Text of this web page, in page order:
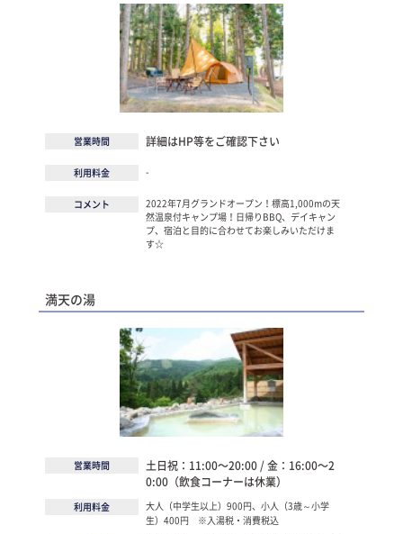
営業時間 詳細はHP等をご確認下さい
利用料金 -
コメント
2022年7月グランドオープン！標高1,000mの天
然温泉付キャンプ場！日帰りBBQ、デイキャン
プ、宿泊と目的に合わせてお楽しみいただけま
す☆
満天の湯
営業時間
土日祝：11:00～20:00 / 金：16:00～2
0:00（飲食コーナーは休業）
利用料金
大人（中学生以上）900円、小人（3歳～小学
生）400円 ※入湯税・消費税込